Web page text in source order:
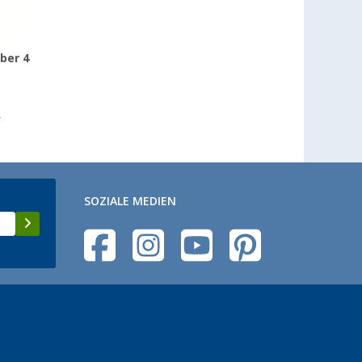
4
SOZIALE MEDIEN